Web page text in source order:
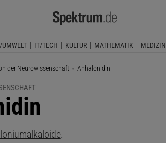
UMWELT IT/TECH KULTUR MATHEMATIK MEDIZIN
der Neurowissenschaft Aktuelle Seite:
Anhalonidin
.